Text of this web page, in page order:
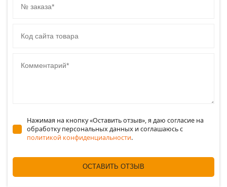
Нажимая на кнопку «Оставить отзыв», я даю согласие на
обработку персональных данных и соглашаюсь c
политикой конфиденциальности.
ОСТАВИТЬ ОТЗЫВ